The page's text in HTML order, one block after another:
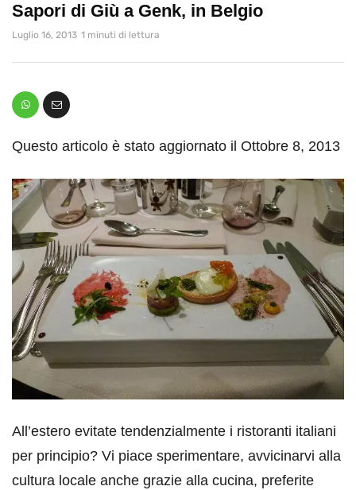
Sapori di Giù a Genk, in Belgio
Luglio 16, 2013 1 minuti di lettura
Questo articolo è stato aggiornato il Ottobre 8, 2013
All’estero evitate tendenzialmente i ristoranti italiani
per principio? Vi piace sperimentare, avvicinarvi alla
cultura locale anche grazie alla cucina, preferite